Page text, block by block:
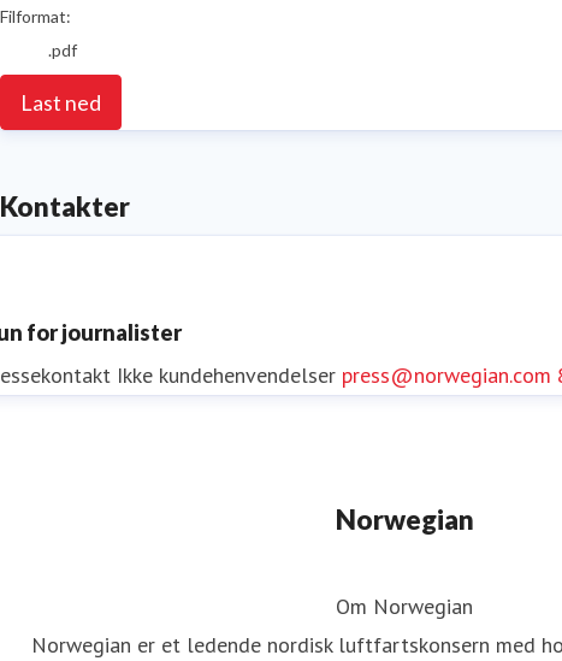
Filformat:
.pdf
Last ned
Kontakter
for journalister
Ikke kundehenvendelser press@norwegian.com
Norwegian
Om Norwegian
Norwegian er et ledende nordisk luftfartskonsern med